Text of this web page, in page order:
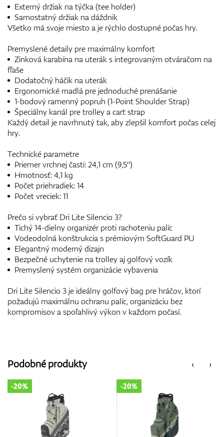
Externý držiak na týčka (tee holder)
Samostatný držiak na dáždnik
Všetko má svoje miesto a je rýchlo dostupné počas hry.
Premyslené detaily pre maximálny komfort
Zinková karabína na uterák s integrovaným otváračom na
fľaše
Dodatočný háčik na uterák
Ergonomické madlá pre jednoduché prenášanie
1-bodový ramenný popruh (1-Point Shoulder Strap)
Špeciálny kanál pre trolley a cart strap
Každý detail je navrhnutý tak, aby zlepšil komfort počas celej
hry.
Technické parametre
Priemer vrchnej časti: 24,1 cm (9,5")
Hmotnosť: 4,1 kg
Počet priehradiek: 14
Počet vreciek: 11
Prečo si vybrať Dri Lite Silencio 3?
Tichý 14-dielny organizér proti rachoteniu palíc
Vodeodolná konštrukcia s prémiovým SoftGuard PU
Elegantný moderný dizajn
Bezpečné uchytenie na trolley aj golfový vozík
Premyslený systém organizácie vybavenia
Dri Lite Silencio 3 je ideálny golfový bag pre hráčov, ktorí
požadujú maximálnu ochranu palíc, organizáciu bez
kompromisov a spoľahlivý výkon v každom počasí.
‹
Podobné produkty ›
-20% -25%